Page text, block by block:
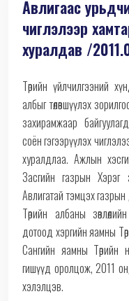
Авлигаас
чиглэлээр
хуралдав /
Төрийн үйлчилгээний
албыг төлөвшүүлэх
захирамжаар
соён гэгээрүүлэх
хуралдлаа. Ажлын
Засгийн газрын Хэрэг
Авлигатай тэмцэх
Төрийн албаны
дотоод хэргийн яамны
Сангийн яамны Төрийн
гишүүд оролцож, 2011 онд
хэлэлцэв.